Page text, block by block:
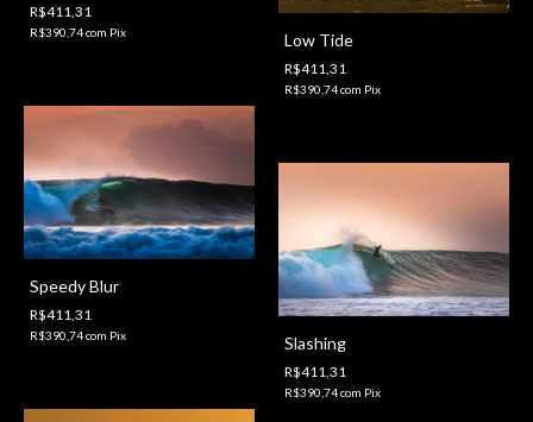
R$411,31
R$390,74com Pix Low Tide
R$411,31
R$390,74com Pix
Speedy Blur
R$411,31
R$390,74com Pix Slashing
R$411,31
R$390,74com Pix